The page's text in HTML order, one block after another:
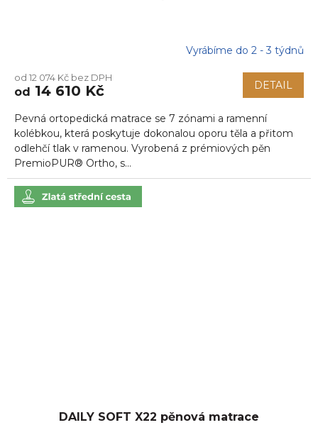
Vyrábíme do 2 - 3 týdnů
od 12 074 Kč bez DPH
od 14 610 Kč DETAIL
Pevná ortopedická matrace se 7 zónami a ramenní
kolébkou, která poskytuje dokonalou oporu těla a přitom
odlehčí tlak v ramenou. Vyrobená z prémiových pěn
PremioPUR® Ortho, s...
DAILY SOFT X22 pěnová matrace